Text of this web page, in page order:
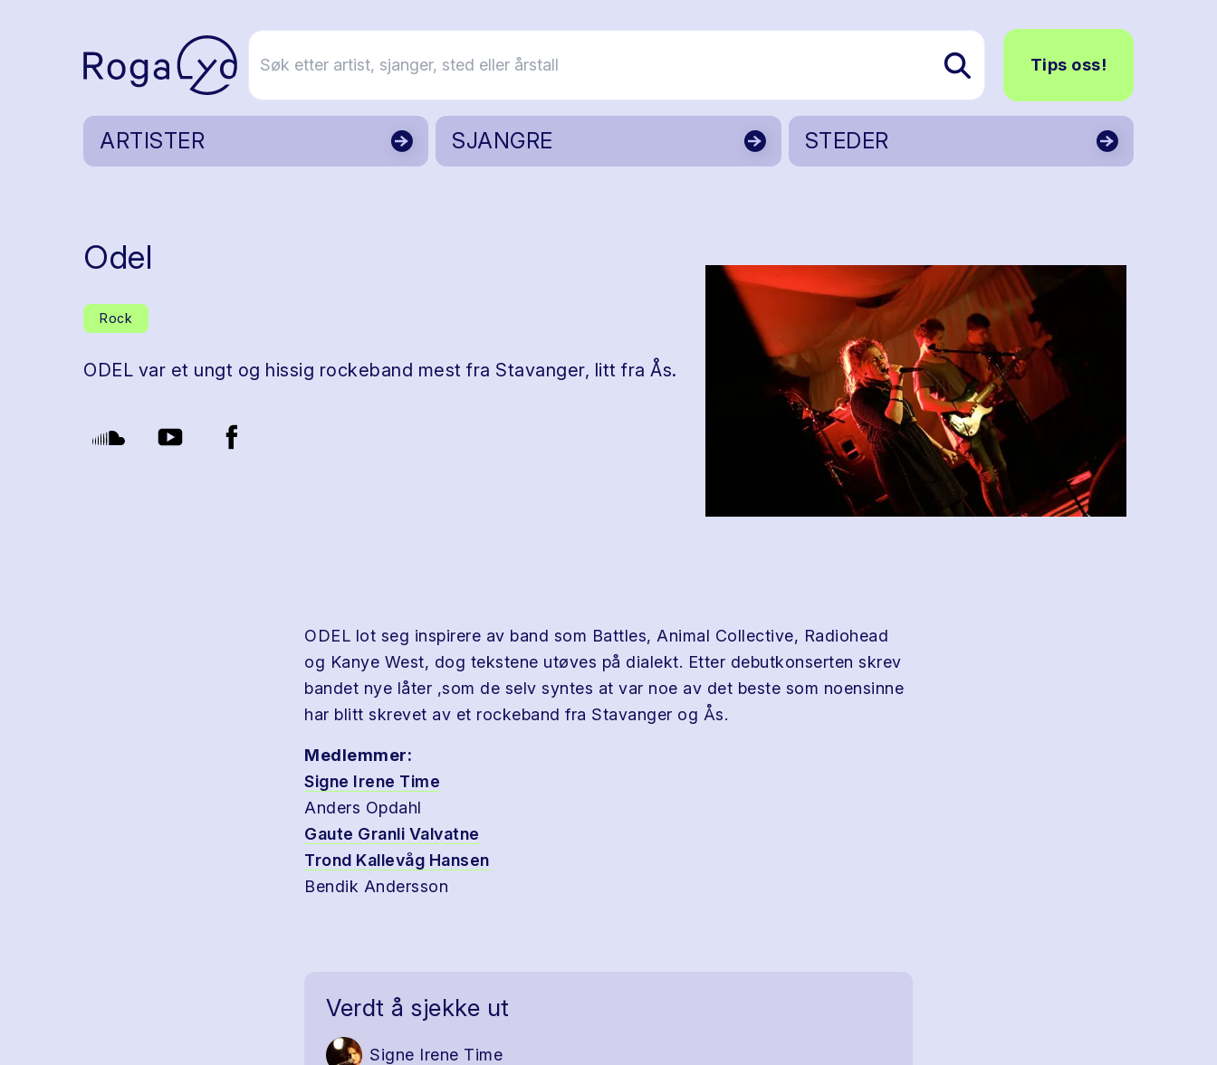
Tips oss!
ARTISTER SJANGRE STEDER
Odel
Rock
ODEL var et ungt og hissig rockeband mest fra Stavanger, litt fra Ås.
ODEL lot seg inspirere av band som Battles, Animal Collective, Radiohead
og Kanye West, dog tekstene utøves på dialekt. Etter debutkonserten skrev
bandet nye låter ,som de selv syntes at var noe av det beste som noensinne
har blitt skrevet av et rockeband fra Stavanger og Ås.
Medlemmer:
Signe Irene Time
Anders Opdahl
Gaute Granli Valvatne
Trond Kallevåg Hansen
Bendik Andersson
Verdt å sjekke ut
Signe Irene Time